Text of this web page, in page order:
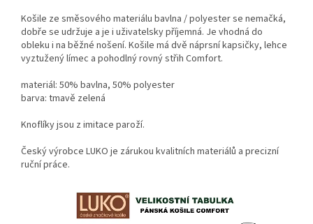
Košile ze směsového materiálu bavlna / polyester se nemačká,
dobře se udržuje a je i uživatelsky příjemná. Je vhodná do
obleku i na běžné nošení. Košile má dvě náprsní kapsičky, lehce
vyztužený límec a pohodlný rovný střih Comfort.
materiál: 50% bavlna, 50% polyester
barva: tmavě zelená
Knoflíky jsou z imitace paroží.
Český výrobce LUKO je zárukou kvalitních materiálů a precizní
ruční práce.